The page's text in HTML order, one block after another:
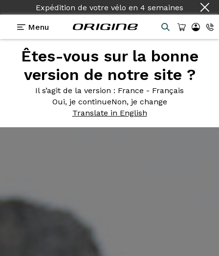
Expédition de votre vélo en 4 semaines
Menu
Êtes-vous sur la bonne
version de notre site ?
Il s’agit de la version : France - Français
Oui, je continueNon, je change
Translate in English